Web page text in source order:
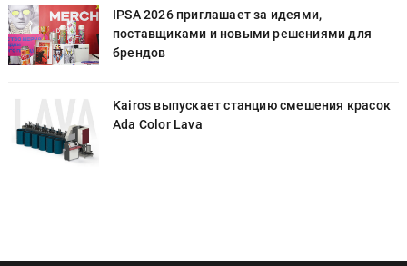
IPSA 2026 приглашает за идеями,
поставщиками и новыми решениями для
брендов
Kairos выпускает станцию смешения красок
Ada Color Lava